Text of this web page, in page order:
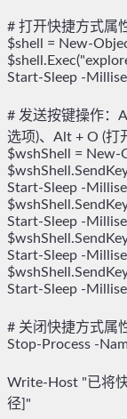
# 打开快捷方式属
$shell = New-
Start-Sleep -
# 发送按键操作：
选项)、Alt + O (打
$wshShell = New-
Start-Sleep -
Start-Sleep -
Start-Sleep -
Start-Sleep -
# 关闭快捷方式属
Stop-Process -
Write-Host "已将